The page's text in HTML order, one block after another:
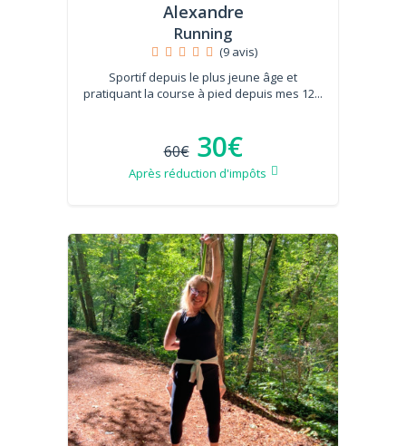
Alexandre
Running
(9 avis)
Sportif depuis le plus jeune âge et
pratiquant la course à pied depuis mes 12...
60€ 30€
Après réduction d'impôts